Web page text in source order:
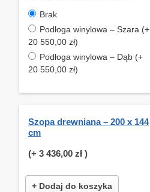
Brak
Podłoga winylowa – Szara (+
20 550,00 zł)
Podłoga winylowa – Dąb (+
20 550,00 zł)
Szopa drewniana – 200 x 144
cm
(+ 3 436,00 zł )
+ Dodaj do koszyka